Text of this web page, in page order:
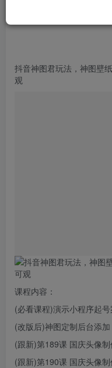
抖音神图君玩法，神图壁
观
课程内容：
(必看课程)演示小程序起
(改版后)神图定制后台添加
(跟新)第189课 国庆头像
(跟新)第190课 国庆头像